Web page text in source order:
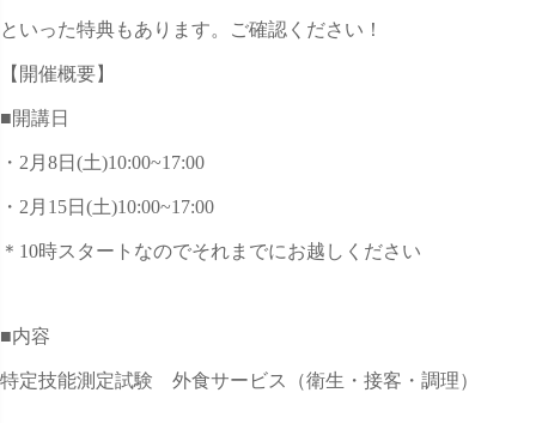
といった特典もあります。ご確認ください！
【開催概要】
■開講日
・2月8日(土)10:00~17:00
・2月15日(土)10:00~17:00
＊10時スタートなのでそれまでにお越しください
■内容
特定技能測定試験 外食サービス（衛生・接客・調理）